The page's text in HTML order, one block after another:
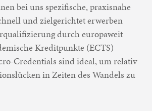
bei uns spezifische, praxisnahe
und zielgerichtet erwerben
durch europaweit
Kreditpunkte (ECTS)
Credentials sind ideal, um relativ
in Zeiten des Wandels zu